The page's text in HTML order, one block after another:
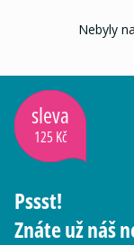
Nebyly
sleva
125 Kč
Pssst!
Znáte už náš